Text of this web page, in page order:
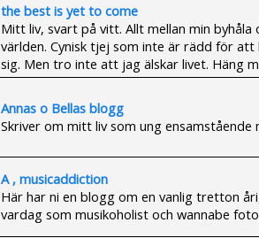
the best is yet to come
Mitt liv, svart på vitt. Allt mellan min byhåla
världen. Cynisk tjej som inte är rädd för
sig. Men tro inte att jag älskar livet. Häng
Annas o Bellas blogg
Skriver om mitt liv som ung ensamstående
A , musicaddiction
Här har ni en blogg om en vanlig tretton
vardag som musikoholist och wannabe